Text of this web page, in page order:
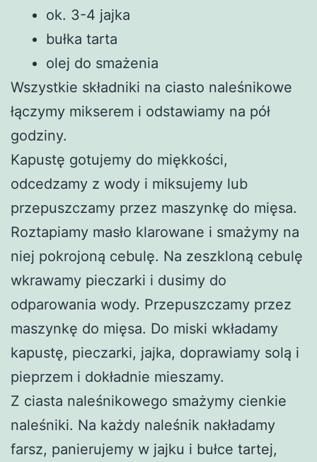
ok. 3-4 jajka
bułka tarta
olej do smażenia
Wszystkie składniki na ciasto naleśnikowe
łączymy mikserem i odstawiamy na pół
godziny.
Kapustę gotujemy do miękkości,
odcedzamy z wody i miksujemy lub
przepuszczamy przez maszynkę do mięsa.
Roztapiamy masło klarowane i smażymy na
niej pokrojoną cebulę. Na zeszkloną cebulę
wkrawamy pieczarki i dusimy do
odparowania wody. Przepuszczamy przez
maszynkę do mięsa. Do miski wkładamy
kapustę, pieczarki, jajka, doprawiamy solą i
pieprzem i dokładnie mieszamy.
Z ciasta naleśnikowego smażymy cienkie
naleśniki. Na każdy naleśnik nakładamy
farsz, panierujemy w jajku i bułce tartej,